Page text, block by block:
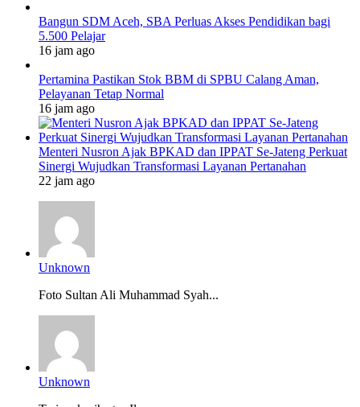
Bangun SDM Aceh, SBA Perluas Akses Pendidikan bagi
5.500 Pelajar
16 jam ago
Pertamina Pastikan Stok BBM di SPBU Calang Aman,
Pelayanan Tetap Normal
16 jam ago
Menteri Nusron Ajak BPKAD dan IPPAT Se-Jateng Perkuat
Sinergi Wujudkan Transformasi Layanan Pertanahan
22 jam ago
Unknown
Foto Sultan Ali Muhammad Syah...
Unknown